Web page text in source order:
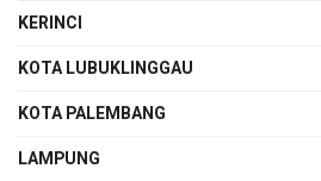
KERINCI
KOTA LUBUKLINGGAU
KOTA PALEMBANG
LAMPUNG